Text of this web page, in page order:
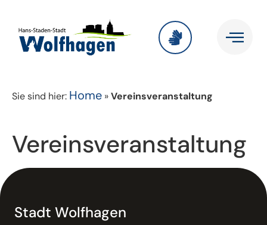
Sie sind hier: Home »Vereinsveranstaltung
Vereinsveranstaltung
Stadt Wolfhagen